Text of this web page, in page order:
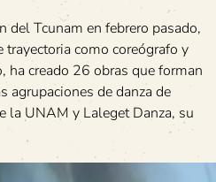
del Tcunam en febrero pasado,
como coreógrafo y
creado 26 obras que forman
agrupaciones de danza de
la UNAM y Laleget Danza, su